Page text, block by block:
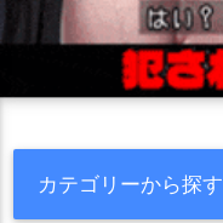
カテゴリーから探す